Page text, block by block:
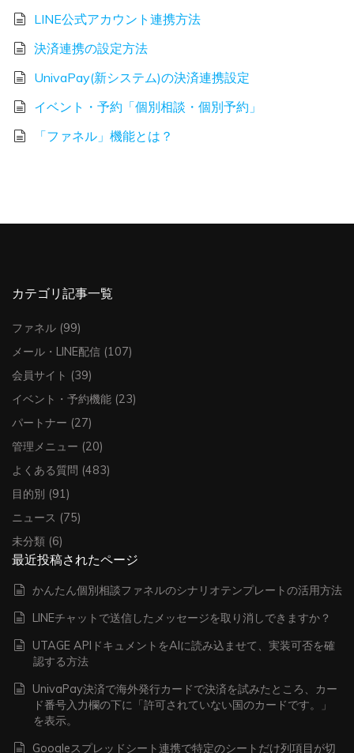
LINE公式アカウント連携方法
決済連携の設定方法
UnivaPay(新システム)の決済連携設定
イベント・予約「個別相談・個別予約」
「ファネル」機能とは？
カテゴリ記事一覧
ファネル (99)
メール・LINE配信 (107)
会員サイト (39)
イベント・予約機能 (23)
パートナー (27)
管理メニュー (20)
よくある質問 (483)
目的別 (91)
ニュース (75)
未分類 (6)
最近投稿されたページ
かんたん個別相談ファネルのシナリオテンプレートの活用方法
LINEチャットで送信したメッセージを取り消しできますか？
UTAGE APIドキュメントをAIに読み込ませて、実装可否を確
認する方法
UnivaPay決済で海外発行カードで決済を試みたところ、カー
ド番号入力欄の下に「許可されていない国のカードです。」
を表示。
Googleスプレッドシート連携で特定のシートだけ列項目が切